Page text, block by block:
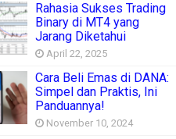
Rahasia Sukses Trading
Binary di MT4 yang
Jarang Diketahui
April 22, 2025
Cara Beli Emas di DANA:
Simpel dan Praktis, Ini
Panduannya!
November 10, 2024